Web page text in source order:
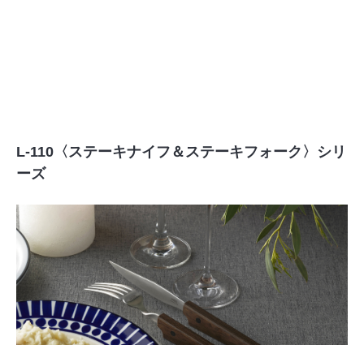
L-110〈ステーキナイフ＆ステーキフォーク〉シリ
ーズ